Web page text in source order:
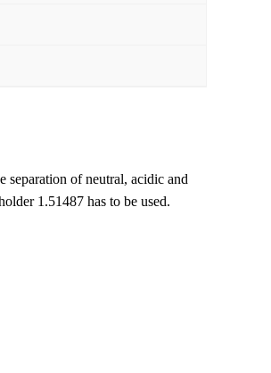
separation of neutral, acidic and
1.51487 has to be used.